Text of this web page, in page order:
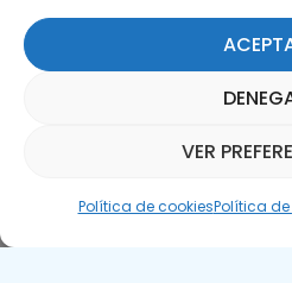
VER
Política de cookiesPolítica